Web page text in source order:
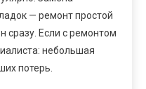
— ремонт простой
сразу. Если с ремонтом
небольшая
потерь.